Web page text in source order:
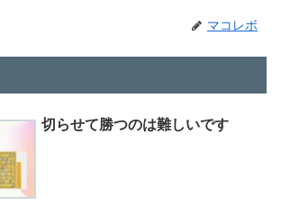
マコレボ
切らせて勝つのは難しいです